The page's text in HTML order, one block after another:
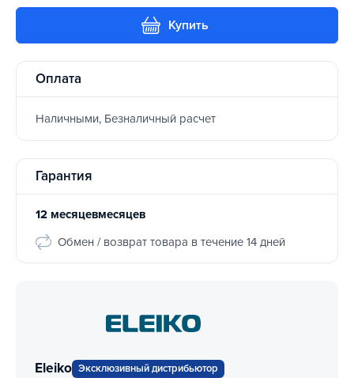
Купить
Оплата
Наличными, Безналичный расчет
Гарантия
12 месяцевмесяцев
Обмен / возврат товара в течение 14 дней
Eleiko Эксклюзивный дистрибьютор